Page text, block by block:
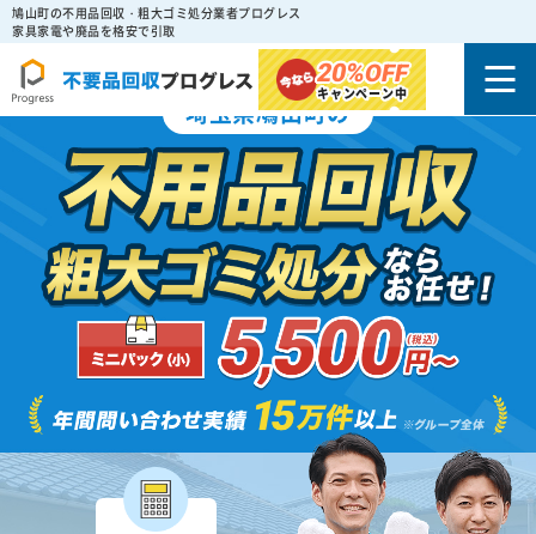
鳩山町の不用品回収・粗大ゴミ処分業者プログレス
家具家電や廃品を格安で引取
20%OFF
キャンペーン中
埼玉県鳩山町の